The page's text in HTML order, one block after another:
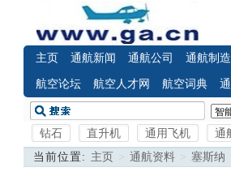
主页 通航新闻 通航公司 通航制造
航空论坛 航空人才网 航空词典
钻石 直升机 通用飞机
通
当前位置: 主页 > 通航资料 > 塞斯纳